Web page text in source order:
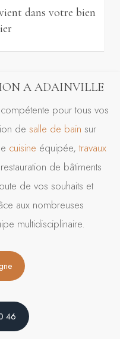
dans votre bien
A ADAINVILLE
pour tous vos
de salle de bain sur
cuisine équipée,travaux
de bâtiments
de vos souhaits et
aux nombreuses
multidisciplinaire.
46